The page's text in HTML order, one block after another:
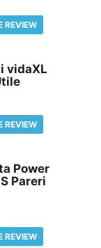
REVIEW
vidaXL
REVIEW
Power
Pareri
REVIEW